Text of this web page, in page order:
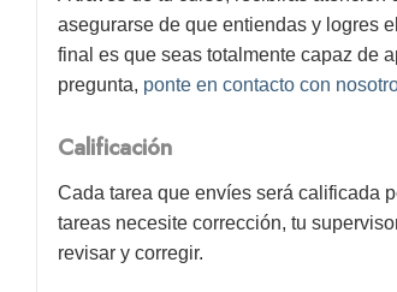
asegurarse de que entiendas y logres
final es que seas totalmente capaz de
pregunta, ponte en contacto con
Calificación
Cada tarea que envíes será calificada
tareas necesite corrección, tu
revisar y corregir.